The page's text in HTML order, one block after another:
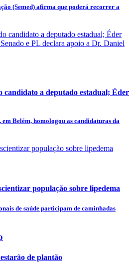
(Semed) afirma que poderá recorrer a
candidato a deputado estadual; Éder
Belém, homologou as candidaturas da
população sobre lipedema
de saúde participam de caminhadas
de plantão